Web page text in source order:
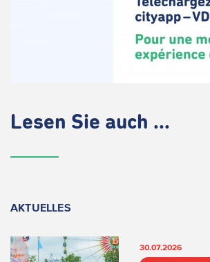
Lesen Sie auch ...
AKTUELLES
30.07.2026